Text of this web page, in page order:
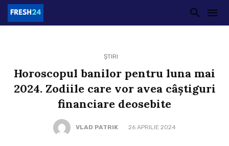
ȘTIRI
Horoscopul banilor pentru luna mai
2024. Zodiile care vor avea câștiguri
financiare deosebite
VLAD PATRIK 26 APRILIE 2024